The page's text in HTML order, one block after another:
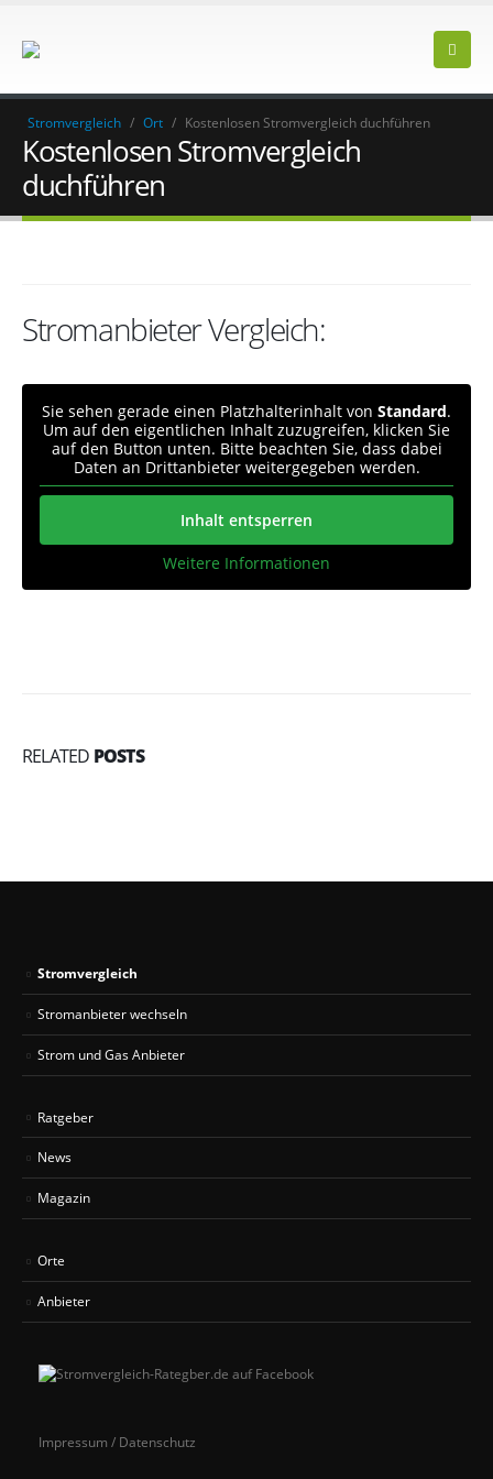
Stromvergleich / Ort / Kostenlosen Stromvergleich duchführen
Kostenlosen Stromvergleich
duchführen
Stromanbieter Vergleich:
Sie sehen gerade einen Platzhalterinhalt von Standard.
Um auf den eigentlichen Inhalt zuzugreifen, klicken Sie
auf den Button unten. Bitte beachten Sie, dass dabei
Daten an Drittanbieter weitergegeben werden.
Inhalt entsperren
Weitere Informationen
RELATED POSTS
Stromvergleich
Stromanbieter wechseln
Strom und Gas Anbieter
Ratgeber
News
Magazin
Orte
Anbieter
Impressum / Datenschutz